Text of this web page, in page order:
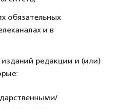
обязательных
и в
изданий редакции и (или)